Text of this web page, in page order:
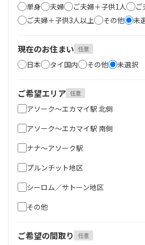
単身 夫婦 ご夫婦＋子供1人
ご
ご夫婦＋子供3人以上
その他 未
現在のお住まい 任意
日本 タイ国内 その他 未選択
ご希望エリア 任意
アソーク～エカマイ駅 北側
アソーク～エカマイ駅 南側
ナナ～アソーク駅
プルンチット地区
シーロム／サトーン地区
その他
ご希望の間取り 任意